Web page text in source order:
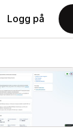
Logg på